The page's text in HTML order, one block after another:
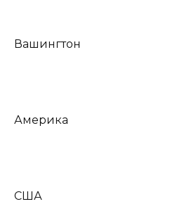
Вашингтон
Америка
США